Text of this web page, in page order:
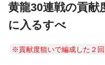
黄龍30連戦の貢献
に入るすべ
※貢献度狙いで編成した２